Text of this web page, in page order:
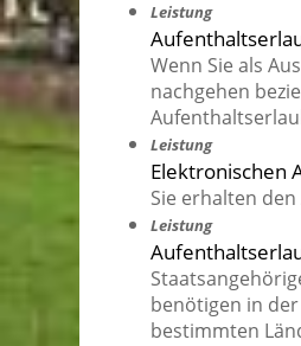
Leistung
Wenn Sie als
nachgehen
Leistung
Elektronischen
Sie erhalten
Leistung
benötigen in
bestimmten